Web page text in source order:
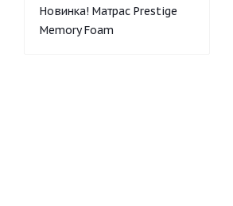
Новинка! Матрас Prestige
Memory Foam